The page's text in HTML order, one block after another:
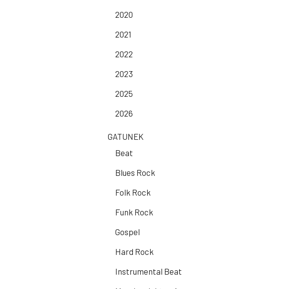
2020
2021
2022
2023
2025
2026
GATUNEK
Beat
Blues Rock
Folk Rock
Funk Rock
Gospel
Hard Rock
Instrumental Beat